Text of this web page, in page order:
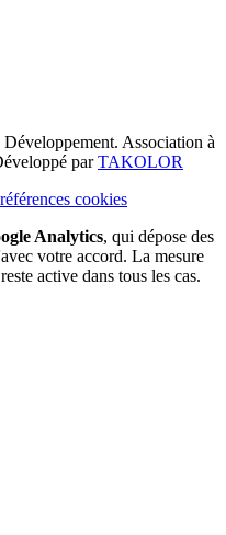
Association à
parTAKOLOR
cookies
Analytics, qui dépose des
votre accord. La mesure
active dans tous les cas.